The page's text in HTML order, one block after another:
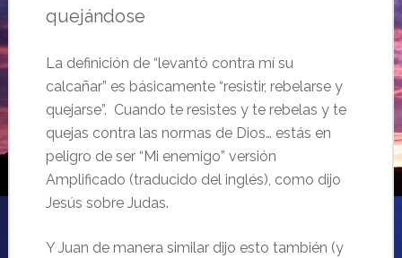
quejándose
La definición de “levantó contra mí su
calcañar” es básicamente “resistir, rebelarse y
quejarse”. Cuando te resistes y te rebelas y te
quejas contra las normas de Dios… estás en
peligro de ser “Mi enemigo” versión
Amplificado (traducido del inglés), como dijo
Jesús sobre Judas.
Y Juan de manera similar dijo esto también (y